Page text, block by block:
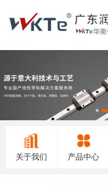
关于我们 产品中心